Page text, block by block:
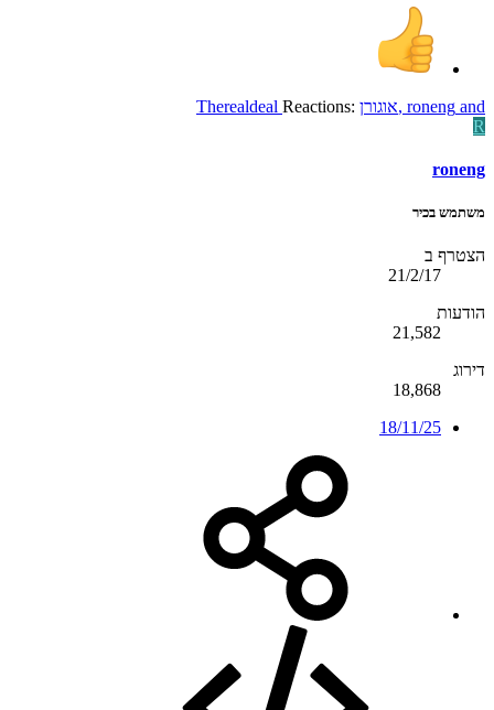
Reactions: אוגורן, roneng and
Therealdeal
R
roneng
משתמש בכיר
הצטרף ב
21/2/17
הודעות
21,582
דירוג
18,868
18/11/25